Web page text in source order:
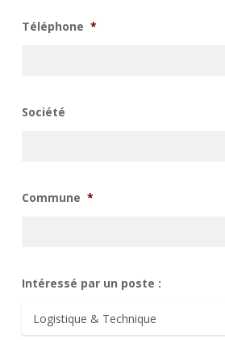
Téléphone *
Société
Commune *
Intéressé par un poste :